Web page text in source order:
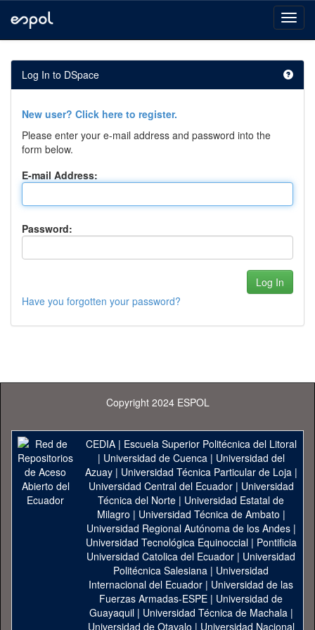
navigation
Log In to DSpace
New user? Click here to register.
Please enter your e-mail address and password into the
form below.
E-mail Address:
Password:
Have you forgotten your password?
Copyright 2024 ESPOL
CEDIA| Escuela Superior Politécnica del Litoral
| Universidad de Cuenca| Universidad del
Azuay| Universidad Técnica Particular de Loja|
Universidad Central del Ecuador| Universidad
Técnica del Norte | Universidad Estatal de
Milagro | Universidad Técnica de Ambato |
Universidad Regional Autónoma de los Andes|
Universidad Tecnológica Equinoccial| Pontificia
Universidad Catolica del Ecuador | Universidad
Politécnica Salesiana | Universidad
Internacional del Ecuador | Universidad de las
Fuerzas Armadas-ESPE | Universidad de
Guayaquil| Universidad Técnica de Machala|
Universidad de Otavalo | Universidad Nacional